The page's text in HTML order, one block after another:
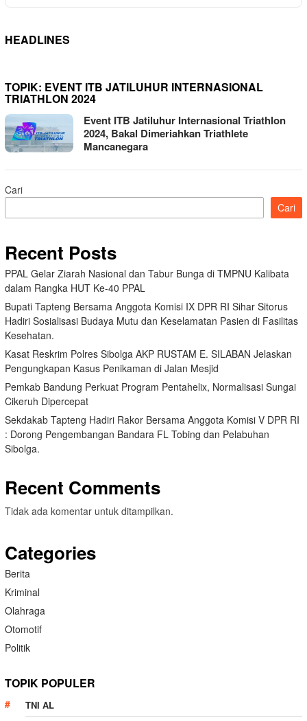
HEADLINES
TOPIK: EVENT ITB JATILUHUR INTERNASIONAL
TRIATHLON 2024
Event ITB Jatiluhur Internasional Triathlon
2024, Bakal Dimeriahkan Triathlete
Mancanegara
Cari
Cari
Recent Posts
PPAL Gelar Ziarah Nasional dan Tabur Bunga di TMPNU Kalibata
dalam Rangka HUT Ke-40 PPAL
Bupati Tapteng Bersama Anggota Komisi IX DPR RI Sihar Sitorus
Hadiri Sosialisasi Budaya Mutu dan Keselamatan Pasien di Fasilitas
Kesehatan.
Kasat Reskrim Polres Sibolga AKP RUSTAM E. SILABAN Jelaskan
Pengungkapan Kasus Penikaman di Jalan Mesjid
Pemkab Bandung Perkuat Program Pentahelix, Normalisasi Sungai
Cikeruh Dipercepat
Sekdakab Tapteng Hadiri Rakor Bersama Anggota Komisi V DPR RI
: Dorong Pengembangan Bandara FL Tobing dan Pelabuhan
Sibolga.
Recent Comments
Tidak ada komentar untuk ditampilkan.
Categories
Berita
Kriminal
Olahraga
Otomotif
Politik
TOPIK POPULER
TNI AL